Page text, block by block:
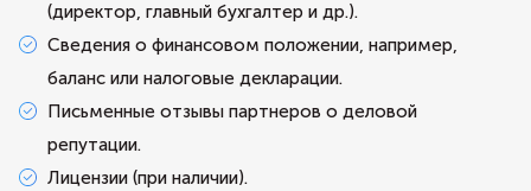
(директор, главный бухгалтер и др.).
Сведения о финансовом положении, например,
баланс или налоговые декларации.
Письменные отзывы партнеров о деловой
репутации.
Лицензии (при наличии).